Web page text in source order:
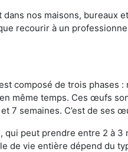
nos maisons, bureaux
recourir à un
composé de trois phases
même temps. Ces œufs
semaines. C’est de ses
peut prendre entre 2 à 3
vie entière dépend du